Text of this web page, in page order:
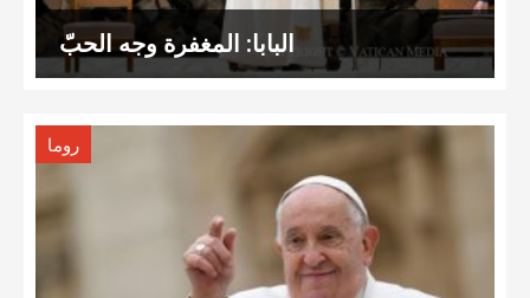
البابا: المغفرة وجه الحبّ
روما